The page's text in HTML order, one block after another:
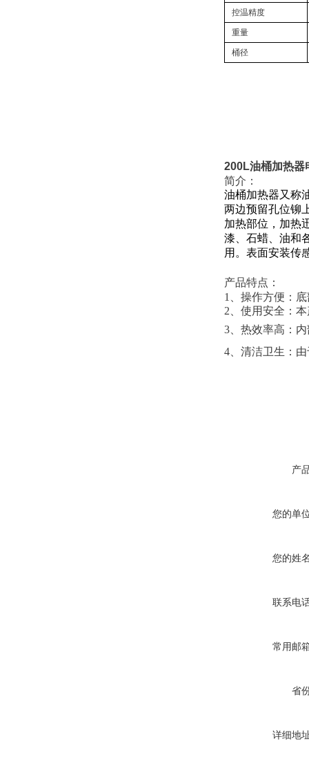
控温精度
重量
桶径
200L油桶加热器
简介：
油桶加热器又称
两边预留孔位铆
加热部位，加热
漆、石蜡、油和
用。表面安装传
产品特点：
1、操作方便：
2、使用安全：
3、热效率高：
4、清洁卫生：
产
您的单
您的姓
联系电
常用邮
省
详细地